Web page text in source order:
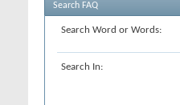
Search FAQ
Search Word or Words:
Search In: